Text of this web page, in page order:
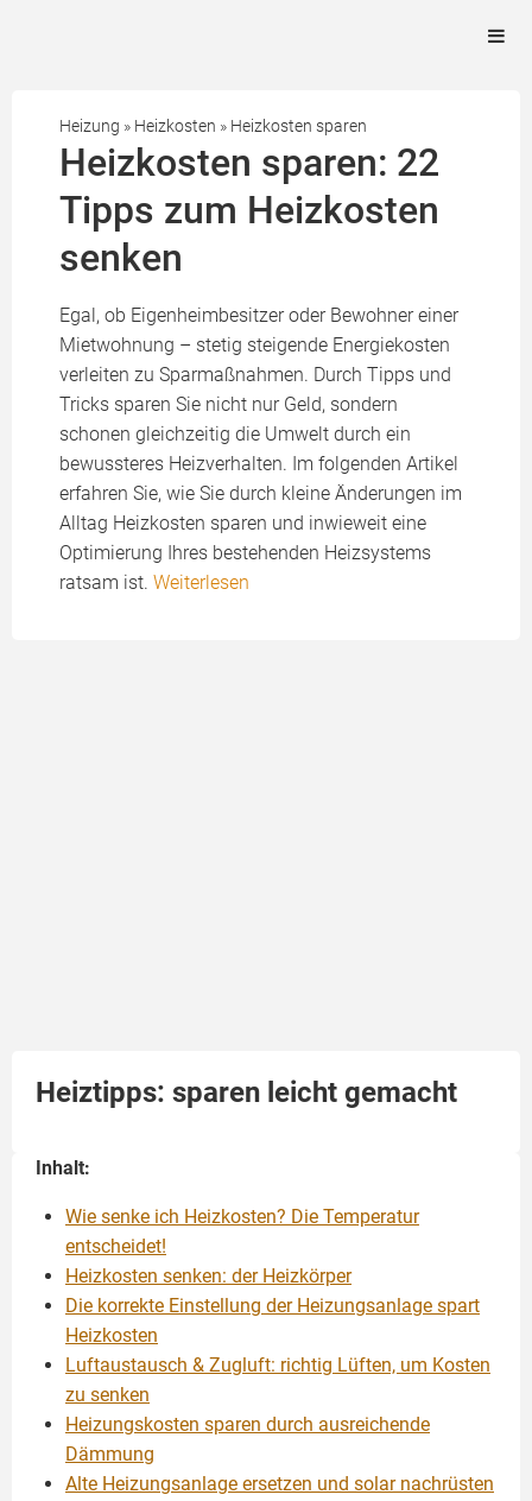
Heizung » Heizkosten » Heizkosten sparen
Heizkosten sparen: 22
Tipps zum Heizkosten
senken
Egal, ob Eigenheimbesitzer oder Bewohner einer
Mietwohnung – stetig steigende Energiekosten
verleiten zu Sparmaßnahmen. Durch Tipps und
Tricks sparen Sie nicht nur Geld, sondern
schonen gleichzeitig die Umwelt durch ein
bewussteres Heizverhalten. Im folgenden Artikel
erfahren Sie, wie Sie durch kleine Änderungen im
Alltag Heizkosten sparen und inwieweit eine
Optimierung Ihres bestehenden Heizsystems
ratsam ist. Weiterlesen
Heiztipps: sparen leicht gemacht
Inhalt:
Wie senke ich Heizkosten? Die Temperatur
entscheidet!
Heizkosten senken: der Heizkörper
Die korrekte Einstellung der Heizungsanlage spart
Heizkosten
Luftaustausch & Zugluft: richtig Lüften, um Kosten
zu senken
Heizungskosten sparen durch ausreichende
Dämmung
Alte Heizungsanlage ersetzen und solar nachrüsten